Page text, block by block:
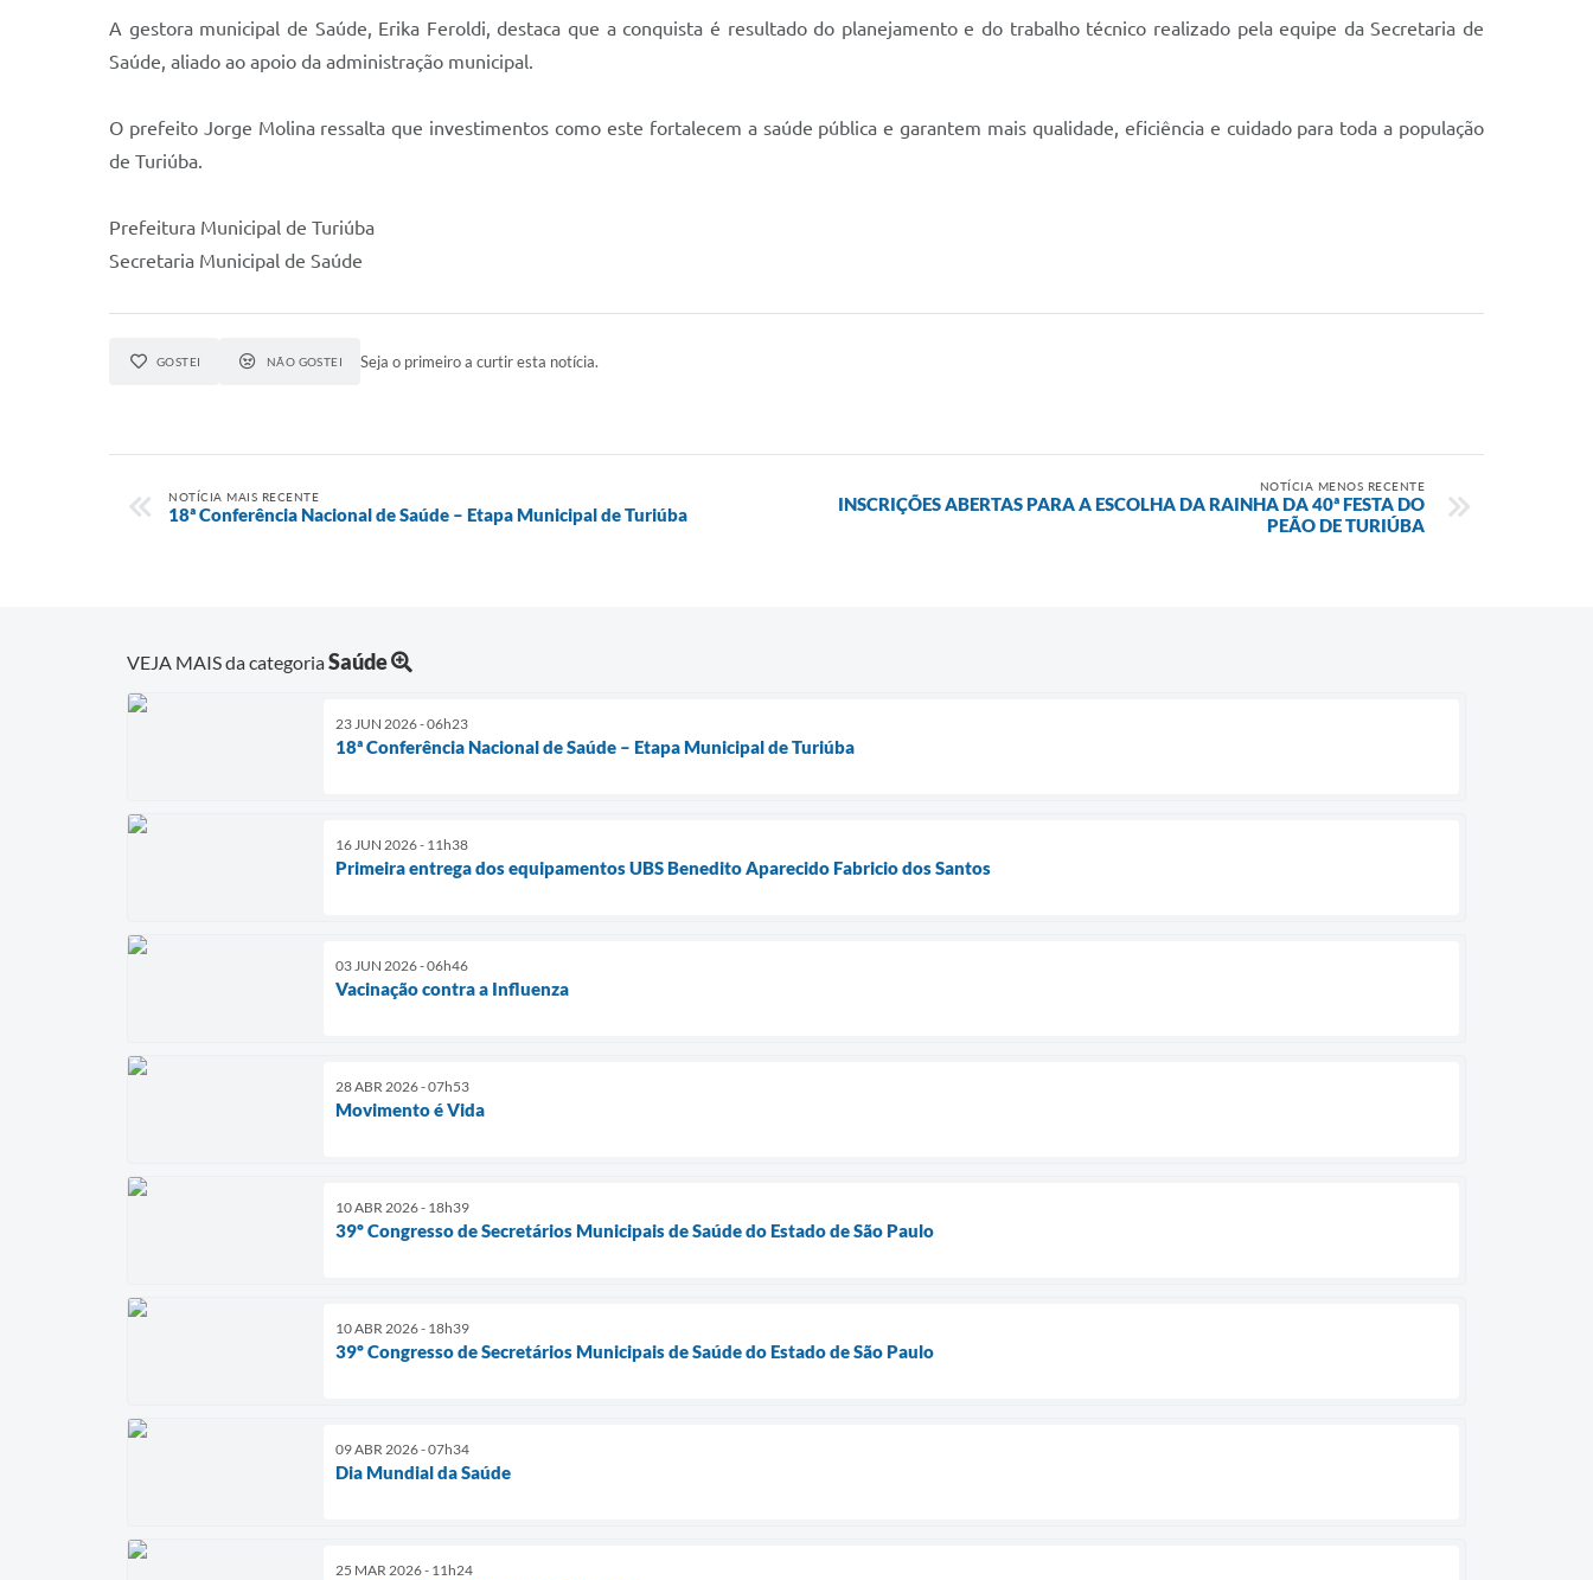
A gestora municipal de Saúde, Erika Feroldi, destaca que a conquista é resultado do planejamento e do trabalho técnico realizado pela equipe da Secretaria de
Saúde, aliado ao apoio da administração municipal.
O prefeito Jorge Molina ressalta que investimentos como este fortalecem a saúde pública e garantem mais qualidade, eficiência e cuidado para toda a população
de Turiúba.
Prefeitura Municipal de Turiúba
Secretaria Municipal de Saúde
GOSTEI NÃO GOSTEI Seja o primeiro a curtir esta notícia.
NOTÍCIA MAIS RECENTE
18ª Conferência Nacional de Saúde – Etapa Municipal de Turiúba
NOTÍCIA MENOS RECENTE
INSCRIÇÕES ABERTAS PARA A ESCOLHA DA RAINHA DA 40ª FESTA DO
PEÃO DE TURIÚBA
VEJA MAIS da categoriaSaúde
23 JUN 2026 - 06h23
18ª Conferência Nacional de Saúde – Etapa Municipal de Turiúba
16 JUN 2026 - 11h38
Primeira entrega dos equipamentos UBS Benedito Aparecido Fabricio dos Santos
03 JUN 2026 - 06h46
Vacinação contra a Influenza
28 ABR 2026 - 07h53
Movimento é Vida
10 ABR 2026 - 18h39
39º Congresso de Secretários Municipais de Saúde do Estado de São Paulo
10 ABR 2026 - 18h39
39º Congresso de Secretários Municipais de Saúde do Estado de São Paulo
09 ABR 2026 - 07h34
Dia Mundial da Saúde
25 MAR 2026 - 11h24